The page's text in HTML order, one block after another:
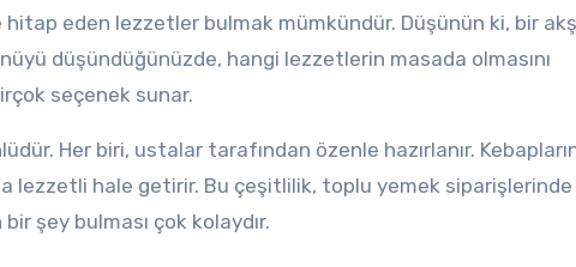
eden lezzetler bulmak mümkündür. Düşünün ki, bir
düşündüğünüzde, hangi lezzetlerin masada olmasını
seçenek sunar.
Her biri, ustalar tarafından özenle hazırlanır.
lezzetli hale getirir. Bu çeşitlilik, toplu yemek
şey bulması çok kolaydır.